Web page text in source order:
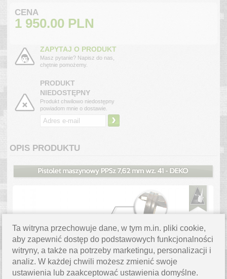
CENA
1 950.00 PLN
ZAPYTAJ O PRODUKT
Masz pytanie? Napisz do nas,
chętnie pomożemy.
PRODUKT
NIEDOSTĘPNY
Produkt chwilowo niedostępny
powiadom mnie o dostawie.
›
OPIS PRODUKTU
Ta witryna przechowuje dane, w tym m.in. pliki cookie,
aby zapewnić dostęp do podstawowych funkcjonalności
witryny, a także na potrzeby marketingu, personalizacji i
analiz. W każdej chwili możesz zmienić swoje
ustawienia lub zaakceptować ustawienia domyślne.